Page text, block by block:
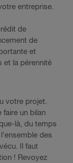
entreprise.
de
de
et
et la pérennité
votre projet.
faire un bilan
là, du temps
des
Il faut
! Revoyez